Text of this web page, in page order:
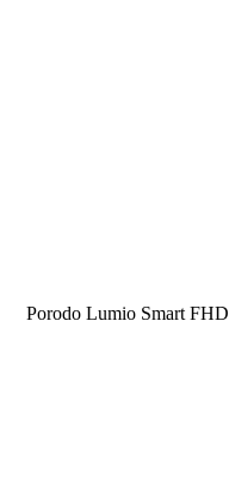
/ ویدیو پروژکتور پرودو Porodo Lumio Smart FHD